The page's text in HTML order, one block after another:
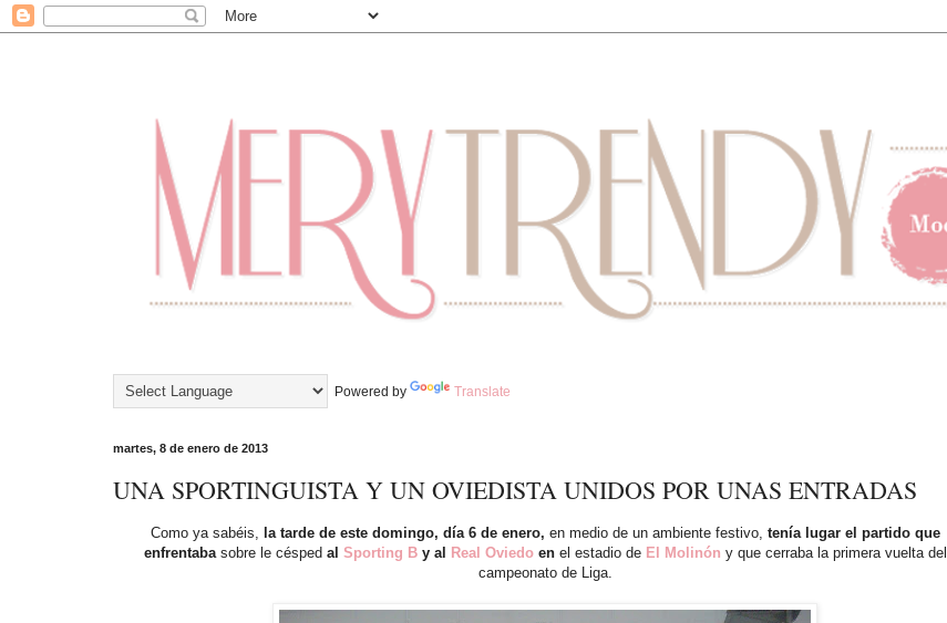
Powered by Translate
martes, 8 de enero de 2013
UNA SPORTINGUISTA Y UN OVIEDISTA UNIDOS POR UNAS ENTRADAS
Como ya sabéis, la tarde de este domingo, día 6 de enero, en medio de un ambiente festivo, tenía lugar el partido que
enfrentaba sobre le césped al Sporting By al Real Oviedo enel estadio de El Molinón y que cerraba la primera vuelta del
campeonato de Liga.